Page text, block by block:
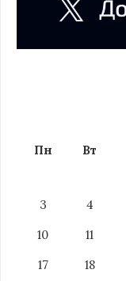
Пн Вт
3
4
10
11
17
18